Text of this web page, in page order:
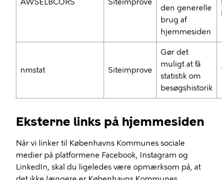
AWSELBCORS Siteimprove
den generelle
brug af
hjemmesiden
nmstat Siteimprove
Gør det
muligt at få
statistik om
besøgshistorik
Eksterne links på hjemmesiden
Når vi linker til Københavns Kommunes sociale
medier på platformene Facebook, Instagram og
LinkedIn, skal du ligeledes være opmærksom på, at